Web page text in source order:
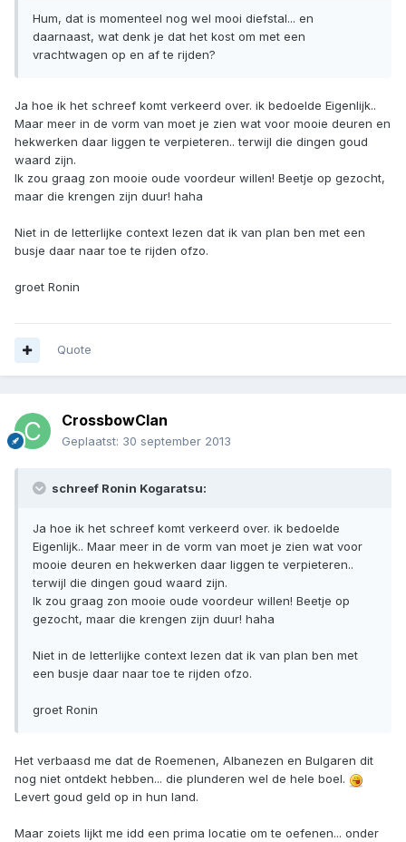
Hum, dat is momenteel nog wel mooi diefstal... en
daarnaast, wat denk je dat het kost om met een
vrachtwagen op en af te rijden?
Ja hoe ik het schreef komt verkeerd over. ik bedoelde Eigenlijk..
Maar meer in de vorm van moet je zien wat voor mooie deuren en
hekwerken daar liggen te verpieteren.. terwijl die dingen goud
waard zijn.
Ik zou graag zon mooie oude voordeur willen! Beetje op gezocht,
maar die krengen zijn duur! haha
Niet in de letterlijke context lezen dat ik van plan ben met een
busje daar naar toe te rijden ofzo.
groet Ronin
Quote
CrossbowClan
Geplaatst: 30 september 2013
schreef Ronin Kogaratsu:
Ja hoe ik het schreef komt verkeerd over. ik bedoelde
Eigenlijk.. Maar meer in de vorm van moet je zien wat voor
mooie deuren en hekwerken daar liggen te verpieteren..
terwijl die dingen goud waard zijn.
Ik zou graag zon mooie oude voordeur willen! Beetje op
gezocht, maar die krengen zijn duur! haha
Niet in de letterlijke context lezen dat ik van plan ben met
een busje daar naar toe te rijden ofzo.
groet Ronin
Het verbaasd me dat de Roemenen, Albanezen en Bulgaren dit
nog niet ontdekt hebben... die plunderen wel de hele boel.
Levert goud geld op in hun land.
Maar zoiets lijkt me idd een prima locatie om te oefenen... onder